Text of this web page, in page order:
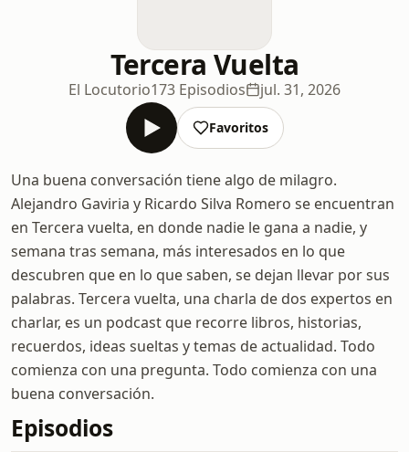
Tercera Vuelta
El Locutorio173 Episodios jul. 31, 2026
Favoritos
Una buena conversación tiene algo de milagro.
Alejandro Gaviria y Ricardo Silva Romero se encuentran
en Tercera vuelta, en donde nadie le gana a nadie, y
semana tras semana, más interesados en lo que
descubren que en lo que saben, se dejan llevar por sus
palabras. Tercera vuelta, una charla de dos expertos en
charlar, es un podcast que recorre libros, historias,
recuerdos, ideas sueltas y temas de actualidad. Todo
comienza con una pregunta. Todo comienza con una
buena conversación.
Episodios